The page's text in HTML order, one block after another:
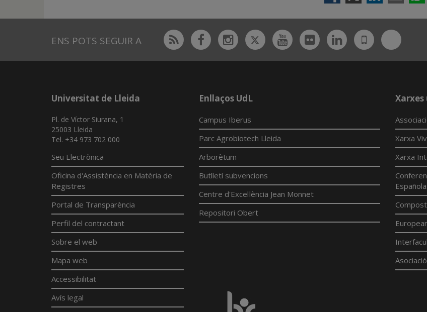
ENS POTS SEGUIR A Rss FacebookInstagram
TwitterYoutubeFlickrLinkedin
UdL
App
Universitat de Lleida
Pl. de Víctor Siurana, 1
25003 Lleida
Tel. +34 973 702 000
Seu Electrònica
Oficina d'Assistència en Matèria de
Registres
Portal de Transparència
Perfil del contractant
Sobre el web
Mapa web
Accessibilitat
Avís legal
Enllaços UdL
Campus Iberus
Parc Agrobiotech Lleida
Arborètum
Butlletí subvencions
Centre d'Excel·lència Jean Monnet
Repositori Obert
Xarxa
Xarxa